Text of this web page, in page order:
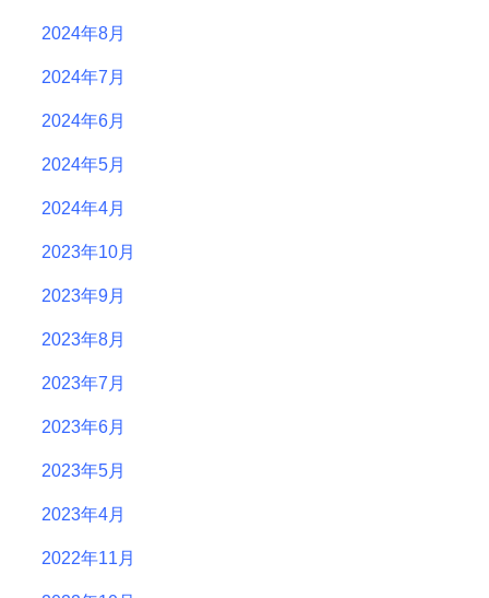
2024年8月
2024年7月
2024年6月
2024年5月
2024年4月
2023年10月
2023年9月
2023年8月
2023年7月
2023年6月
2023年5月
2023年4月
2022年11月